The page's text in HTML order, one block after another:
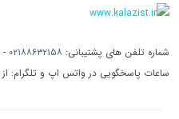
شماره تلفن های پشتیبانی: ۰۲۱۸۸۶۳۲۱۵۸ -
ساعات پاسخگویی در واتس اپ و تلگرام: از 9 صبح الی 5 عصر